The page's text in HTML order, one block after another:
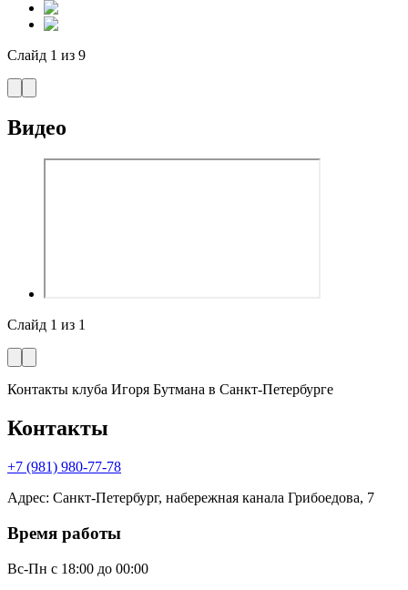
Слайд 1 из 9
Видео
Слайд 1 из 1
Контакты клуба Игоря Бутмана в Санкт-Петербурге
Контакты
+7 (981) 980-77-78
Адрес: Санкт-Петербург, набережная канала Грибоедова, 7
Время работы
Вс-Пн с 18:00 до 00:00